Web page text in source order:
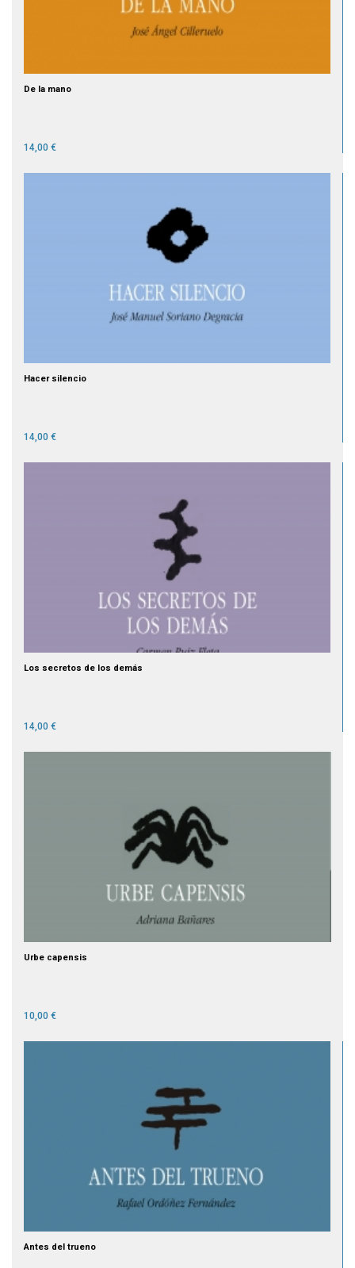
De la mano
14,00 €
Hacer silencio
14,00 €
Los secretos de los demás
14,00 €
Urbe capensis
10,00 €
Antes del trueno